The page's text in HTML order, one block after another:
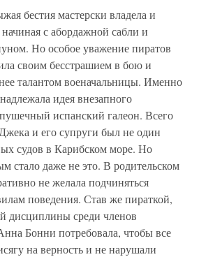
бестия мастерски владела и
с абордажной сабли и
Но особое уважение пиратов
своим бесстрашием в бою и
талантом военачальницы. Именно
идея внезапного
испанский галеон. Всего
и его супруги был не один
судов в Карибском море. Но
стало даже не это. В родительском
не желала подчиняться
поведения. Став же пираткой,
дисциплины среди членов
Бонни потребовала, чтобы все
на верность и не нарушали